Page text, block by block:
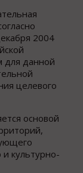
2004
для данной
целевого
основой
и культурно-